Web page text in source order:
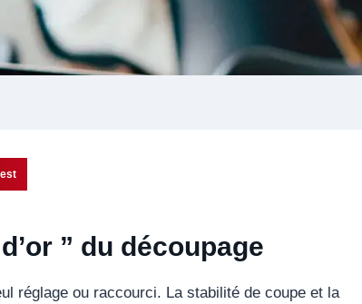
” du découpage
réglage ou raccourci. La stabilité de coupe et la